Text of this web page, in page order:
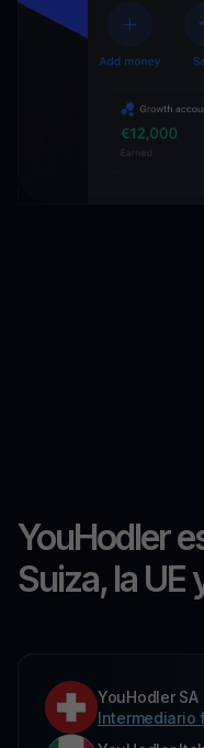
YouHodler
Suiza, la
YouHodler SA
Intermediario